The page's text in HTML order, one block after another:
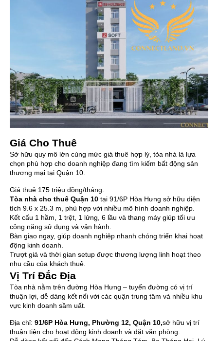
Giá Cho Thuê
Sở hữu quy mô lớn cùng mức giá thuê hợp lý, tòa nhà là lựa
chọn phù hợp cho doanh nghiệp đang tìm kiếm bất động sản
thương mại tại Quận 10.
Giá thuê 175 triệu đồng/tháng.
Tòa nhà cho thuê Quận 10 tại 91/6P Hòa Hưng sở hữu diện
tích 9.6 x 25.3 m, phù hợp với nhiều mô hình doanh nghiệp.
Kết cấu 1 hầm, 1 trệt, 1 lửng, 6 lầu và thang máy giúp tối ưu
công năng sử dụng và vận hành.
Bàn giao ngay, giúp doanh nghiệp nhanh chóng triển khai hoạt
động kinh doanh.
Trượt giá và thời gian setup được thương lượng linh hoạt theo
nhu cầu của khách thuê.
Vị Trí Đắc Địa
Tòa nhà nằm trên đường Hòa Hưng – tuyến đường có vị trí
thuận lợi, dễ dàng kết nối với các quận trung tâm và nhiều khu
vực kinh doanh sầm uất.
Địa chỉ: 91/6P Hòa Hưng, Phường 12, Quận 10,sở hữu vị trí
thuận tiện cho hoạt động kinh doanh và đặt văn phòng.